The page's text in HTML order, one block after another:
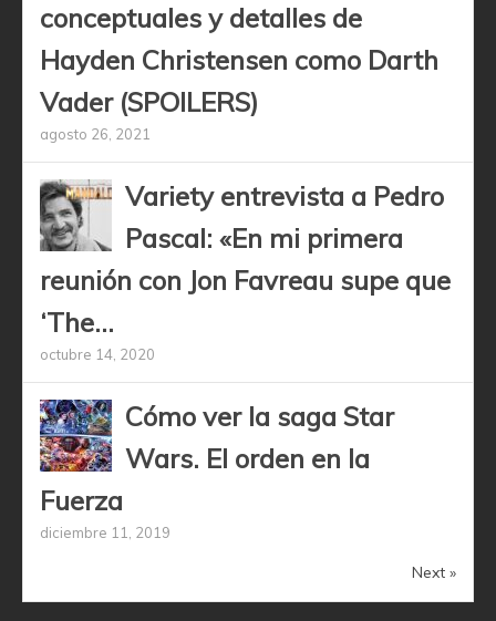
conceptuales y detalles de
Hayden Christensen como Darth
Vader (SPOILERS)
agosto 26, 2021
Variety entrevista a Pedro
Pascal: «En mi primera
reunión con Jon Favreau supe que
‘The...
octubre 14, 2020
Cómo ver la saga Star
Wars. El orden en la
Fuerza
diciembre 11, 2019
Next »